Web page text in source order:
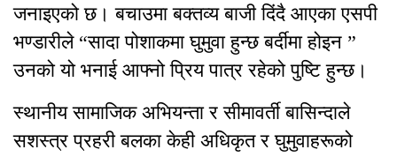
जनाइएको छ। बचाउमा बक्तव्य बाजी दिंदै आएका एसपी
भण्डारीले “सादा पोशाकमा घुमुवा हुन्छ बर्दीमा होइन ”
उनको यो भनाई आफ्नो प्रिय पात्र रहेको पुष्टि हुन्छ।
स्थानीय सामाजिक अभियन्ता र सीमावर्ती बासिन्दाले
सशस्त्र प्रहरी बलका केही अधिकृत र घुमुवाहरूको